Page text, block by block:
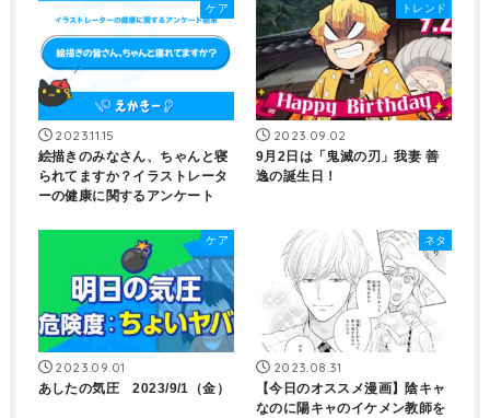
ケア
2023.11.15
絵描きのみなさん、ちゃんと寝
られてますか？イラストレータ
ーの健康に関するアンケート
トレンド
2023.09.02
9月2日は「鬼滅の刃」我妻 善
逸の誕生日！
ケア
2023.09.01
あしたの気圧 2023/9/1（金）
ネタ
2023.08.31
【今日のオススメ漫画】陰キャ
なのに陽キャのイケメン教師を